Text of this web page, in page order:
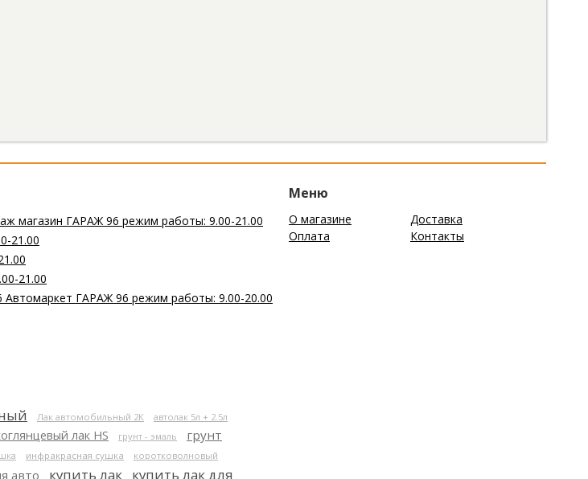
магазин ГАРАЖ 96 режим работы: 9.00-21.00
21.00
21.00
Автомаркет ГАРАЖ 96 режим работы: 9.00-20.00
Лак автомобильный 2К
автолак 5л + 2.5л
лак HS грунт - эмаль
грунт
инфракрасная сушка
коротковолновый
авто купить лак купить лак для
Меню
О магазине
Доставка
Оплата
Контакты